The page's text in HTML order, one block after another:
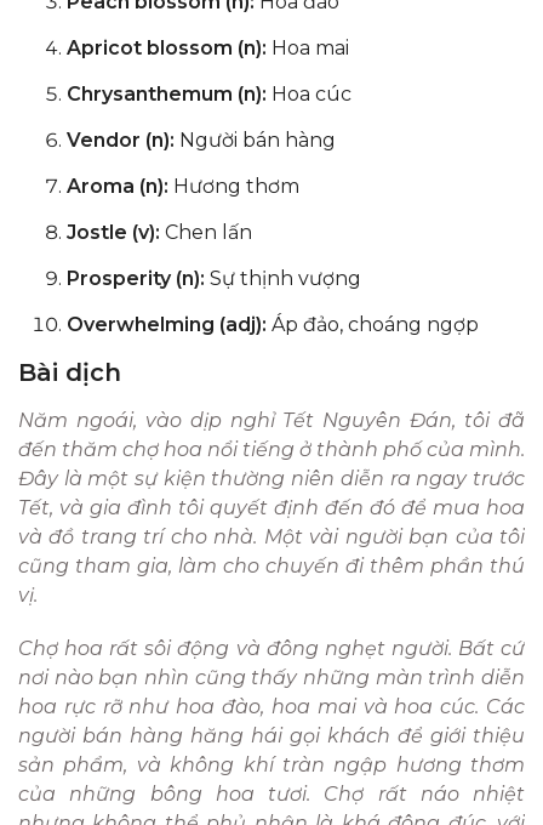
Apricot blossom (n): Hoa mai
Chrysanthemum (n): Hoa cúc
Vendor (n): Người bán hàng
Aroma (n): Hương thơm
Jostle (v): Chen lấn
Prosperity (n): Sự thịnh vượng
Overwhelming (adj): Áp đảo, choáng ngợp
Bài dịch
Năm ngoái, vào dịp nghỉ Tết Nguyên Đán, tôi đã
đến thăm chợ hoa nổi tiếng ở thành phố của mình.
Đây là một sự kiện thường niên diễn ra ngay trước
Tết, và gia đình tôi quyết định đến đó để mua hoa
và đồ trang trí cho nhà. Một vài người bạn của tôi
cũng tham gia, làm cho chuyến đi thêm phần thú
vị.
Chợ hoa rất sôi động và đông nghẹt người. Bất cứ
nơi nào bạn nhìn cũng thấy những màn trình diễn
hoa rực rỡ như hoa đào, hoa mai và hoa cúc. Các
người bán hàng hăng hái gọi khách để giới thiệu
sản phẩm, và không khí tràn ngập hương thơm
của những bông hoa tươi. Chợ rất náo nhiệt